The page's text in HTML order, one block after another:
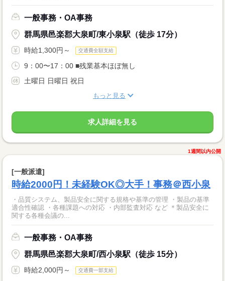
一般事務・OA事務
群馬県邑楽郡大泉町/東小泉駅（徒歩 17分）
時給1,300円～ 交通費全額支給
9：00〜17：00 ■残業基本ほぼ無し
土曜日 日曜日 祝日
もっと見る
求人詳細を見る
1週間以内公開
[一般派遣]
時給2000円！未経験OK◎大手！事務＠西小泉
・品質システム、製品安全に関する規格や基準の管理 ・製品の基準
適合性確認 ・各種課題への対応 ・内部監査対応 など ＊製品安全に
関する各種会議の...
一般事務・OA事務
群馬県邑楽郡大泉町/西小泉駅（徒歩 15分）
時給2,000円～ 交通費一部支給